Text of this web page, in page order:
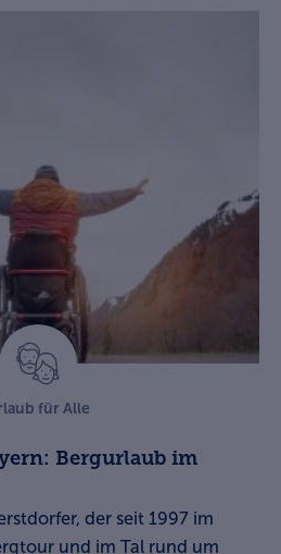
für Alle
Bergurlaub im
der seit 1997 im
und im Tal rund um